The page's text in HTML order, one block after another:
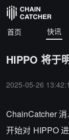
首页 快讯
HIPPO 将于
2025-05-26
ChainCatcher
开始对 HIPPO